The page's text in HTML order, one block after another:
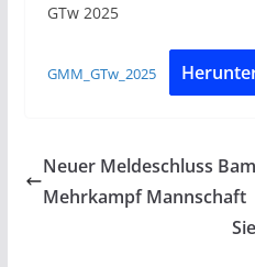
GTw 2025
GMM_GTw_2025
Neuer Meldeschluss
Mehrkampf Mannschaft